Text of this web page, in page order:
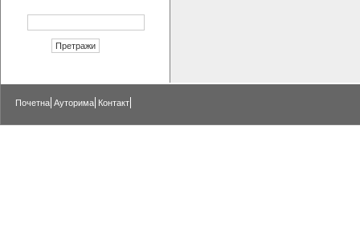
Почетна Ауторима Контакт